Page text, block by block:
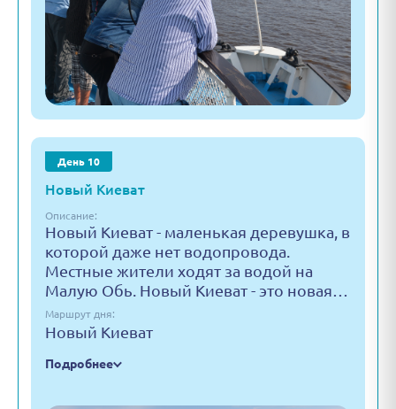
День 10
Новый Киеват
Описание:
Новый Киеват - маленькая деревушка, в
которой даже нет водопровода.
Местные жители ходят за водой на
Малую Обь. Новый Киеват - это новая…
Маршрут дня:
Новый Киеват
Подробнее